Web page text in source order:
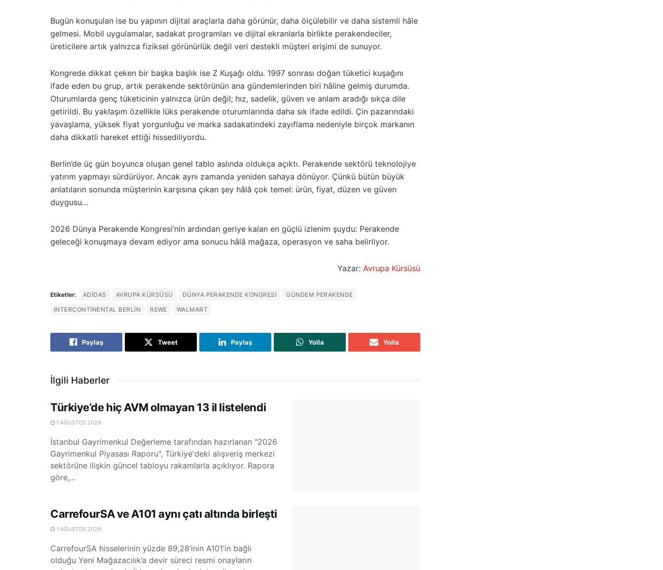
Bugün konuşulan ise bu yapının dijital araçlarla daha görünür, daha ölçülebilir ve daha sistemli hâle
gelmesi. Mobil uygulamalar, sadakat programları ve dijital ekranlarla birlikte perakendeciler,
üreticilere artık yalnızca fiziksel görünürlük değil veri destekli müşteri erişimi de sunuyor.
Kongrede dikkat çeken bir başka başlık ise Z Kuşağı oldu. 1997 sonrası doğan tüketici kuşağını
ifade eden bu grup, artık perakende sektörünün ana gündemlerinden biri hâline gelmiş durumda.
Oturumlarda genç tüketicinin yalnızca ürün değil; hız, sadelik, güven ve anlam aradığı sıkça dile
getirildi. Bu yaklaşım özellikle lüks perakende oturumlarında daha sık ifade edildi. Çin pazarındaki
yavaşlama, yüksek fiyat yorgunluğu ve marka sadakatindeki zayıflama nedeniyle birçok markanın
daha dikkatli hareket ettiği hissediliyordu.
Berlin’de üç gün boyunca oluşan genel tablo aslında oldukça açıktı. Perakende sektörü teknolojiye
yatırım yapmayı sürdürüyor. Ancak aynı zamanda yeniden sahaya dönüyor. Çünkü bütün büyük
anlatıların sonunda müşterinin karşısına çıkan şey hâlâ çok temel: ürün, fiyat, düzen ve güven
duygusu…
2026 Dünya Perakende Kongresi’nin ardından geriye kalan en güçlü izlenim şuydu: Perakende
geleceği konuşmaya devam ediyor ama sonucu hâlâ mağaza, operasyon ve saha belirliyor.
Yazar: Avrupa Kürsüsü
Etiketler: ADIDAS AVRUPA KÜRSÜSÜ DÜNYA PERAKENDE KONGRESI
GÜNDEM PERAKENDE
INTERCONTINENTAL BERLIN
REWE WALMART
Paylaş Tweet Paylaş Yolla Yolla
İlgili Haberler
Türkiye’de hiç AVM olmayan 13 il listelendi
1 AĞUSTOS 2026
İstanbul Gayrimenkul Değerleme tarafından hazırlanan "2026
Gayrimenkul Piyasası Raporu", Türkiye'deki alışveriş merkezi
sektörüne ilişkin güncel tabloyu rakamlarla açıklıyor. Rapora
göre,...
CarrefourSA ve A101 aynı çatı altında birleşti
1 AĞUSTOS 2026
CarrefourSA hisselerinin yüzde 89,28’inin A101’in bağlı
olduğu Yeni Mağazacılık’a devir süreci resmi onayların